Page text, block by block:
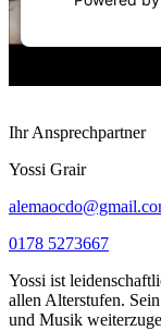
Ihr Ansprechpartner
Yossi Grair
0178 5273667
Yossi ist
allen Alterstufen.
und Musik